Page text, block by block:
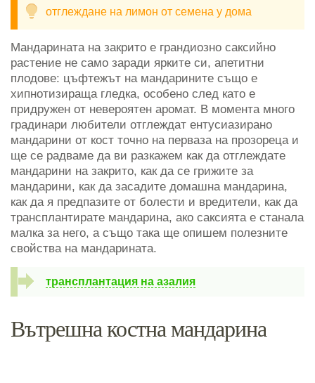
отглеждане на лимон от семена у дома
Мандарината на закрито е грандиозно саксийно
растение не само заради ярките си, апетитни
плодове: цъфтежът на мандарините също е
хипнотизираща гледка, особено след като е
придружен от невероятен аромат. В момента много
градинари любители отглеждат ентусиазирано
мандарини от кост точно на перваза на прозореца и
ще се радваме да ви разкажем как да отглеждате
мандарини на закрито, как да се грижите за
мандарини, как да засадите домашна мандарина,
как да я предпазите от болести и вредители, как да
трансплантирате мандарина, ако саксията е станала
малка за него, а също така ще опишем полезните
свойства на мандарината.
трансплантация на азалия
Вътрешна костна мандарина